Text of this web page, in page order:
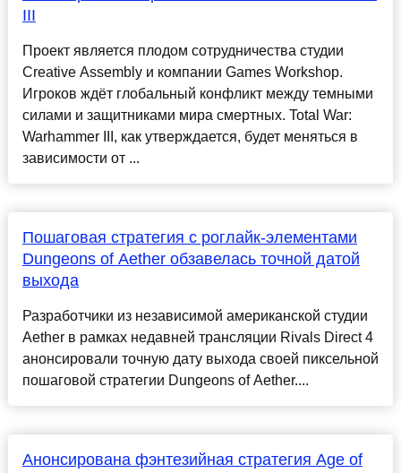
III
Проект является плодом сотрудничества студии
Creative Assembly и компании Games Workshop.
Игроков ждёт глобальный конфликт между темными
силами и защитниками мира смертных. Total War:
Warhammer III, как утверждается, будет меняться в
зависимости от ...
Пошаговая стратегия с роглайк-элементами
Dungeons of Aether обзавелась точной датой
выхода
Разработчики из независимой американской студии
Aether в рамках недавней трансляции Rivals Direct 4
анонсировали точную дату выхода своей пиксельной
пошаговой стратегии Dungeons of Aether....
Анонсирована фэнтезийная стратегия Age of